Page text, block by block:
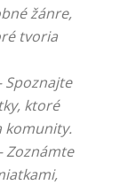
žánre,
tvoria
Spoznajte
ktoré
komunity.
Zoznámte